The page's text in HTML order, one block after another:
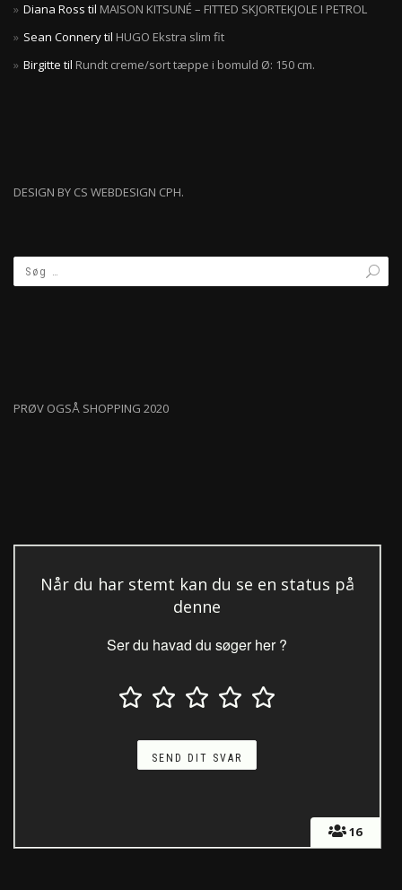
Diana Ross til MAISON KITSUNÉ – FITTED SKJORTEKJOLE I PETROL
Sean Connerytil HUGO Ekstra slim fit
Birgitte til Rundt creme/sort tæppe i bomuld Ø: 150 cm.
DESIGN BY CS WEBDESIGN CPH.
PRØV OGSÅ SHOPPING 2020
16
Når du har stemt kan du se en status på
denne
Ser du havad du søger her ?